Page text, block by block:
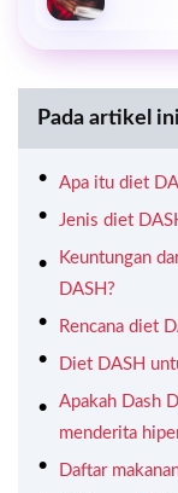
Pada artikel ini
Apa itu diet
Jenis diet
Keuntungan
DASH?
Rencana diet
Diet DASH
Apakah Dash
menderita
Daftar